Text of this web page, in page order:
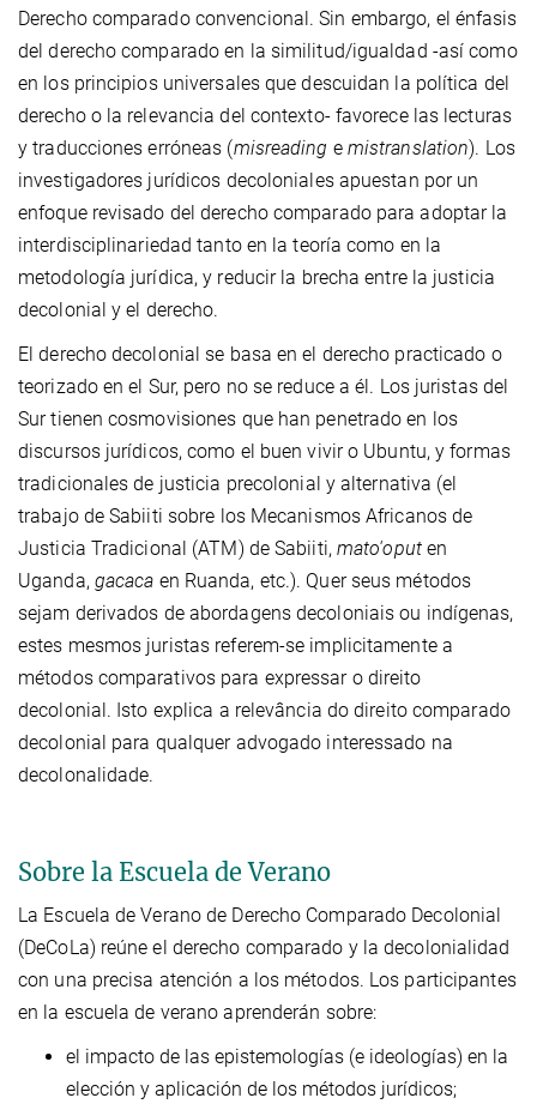
Derecho comparado convencional. Sin embargo, el énfasis
del derecho comparado en la similitud/igualdad -así como
en los principios universales que descuidan la política del
derecho o la relevancia del contexto- favorece las lecturas
y traducciones erróneas (misreading e mistranslation). Los
investigadores jurídicos decoloniales apuestan por un
enfoque revisado del derecho comparado para adoptar la
interdisciplinariedad tanto en la teoría como en la
metodología jurídica, y reducir la brecha entre la justicia
decolonial y el derecho.
El derecho decolonial se basa en el derecho practicado o
teorizado en el Sur, pero no se reduce a él. Los juristas del
Sur tienen cosmovisiones que han penetrado en los
discursos jurídicos, como el buen vivir o Ubuntu, y formas
tradicionales de justicia precolonial y alternativa (el
trabajo de Sabiiti sobre los Mecanismos Africanos de
Justicia Tradicional (ATM) de Sabiiti, mato'oputen
Uganda, gacaca en Ruanda, etc.). Quer seus métodos
sejam derivados de abordagens decoloniais ou indígenas,
estes mesmos juristas referem-se implicitamente a
métodos comparativos para expressar o direito
decolonial. Isto explica a relevância do direito comparado
decolonial para qualquer advogado interessado na
decolonalidade.
Sobre la Escuela de Verano
La Escuela de Verano de Derecho Comparado Decolonial
(DeCoLa) reúne el derecho comparado y la decolonialidad
con una precisa atención a los métodos. Los participantes
en la escuela de verano aprenderán sobre:
el impacto de las epistemologías (e ideologías) en la
elección y aplicación de los métodos jurídicos;